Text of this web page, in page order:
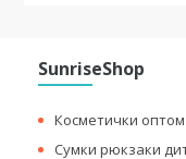
SunriseShop
Косметички оптом
Сумки рюкзаки